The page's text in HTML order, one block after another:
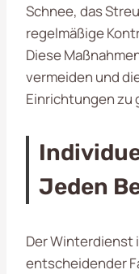
Schnee, das
regelmäßige
Diese
vermeiden und
Einrichtungen zu
Jeden
Der Winterdienst
entscheidender